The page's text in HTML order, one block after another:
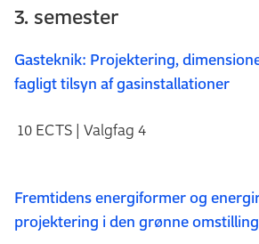
3. semester
Gasteknik: Projektering,
fagligt tilsyn af gasinstallationer
10 ECTS | Valgfag 4
Fremtidens energiformer og
projektering i den grønne omstilling